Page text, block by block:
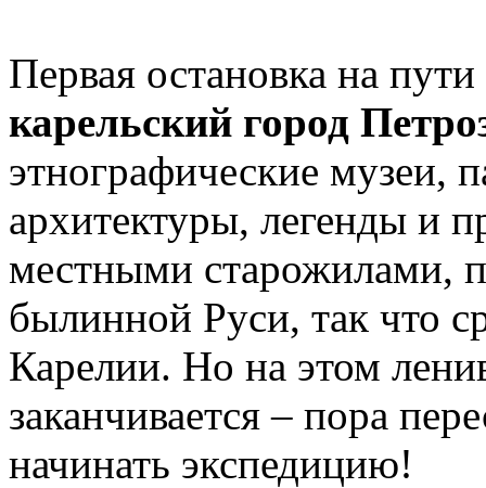
Первая остановка на
карельский город
этнографические музеи,
архитектуры, легенды и
местными старожилами,
былинной Руси, так что
Карелии. Но на этом
заканчивается – пора
начинать экспедицию!